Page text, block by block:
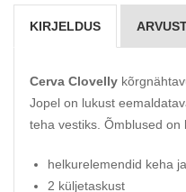
KIRJELDUS
Cerva Clovelly
Jopel on lukust
teha vestiks. Õmblused on
helkurelemendid keha
2 küljetaskust